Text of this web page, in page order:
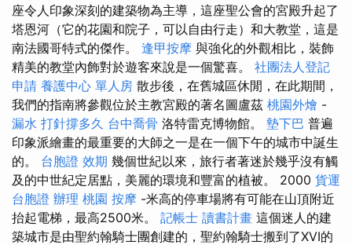
座令人印象深刻的建築物為主導，這座聖公會的宮殿升起了
塔恩河（它的花園和院子，可以自由行走）和大教堂，這是
南法國哥特式的傑作。 逢甲按摩 與強化的外觀相比，裝飾
精美的教堂內飾對於遊客來說是一個驚喜。 社團法人登記
申請 養護中心 單人房 散步後，在舊城區休閒，在此期間，
我們的指南將參觀位於主教宮殿的著名圖盧茲 桃園外燴 -
漏水 打針撐多久 台中喬骨 洛特雷克博物館。 墊下巴 普遍
印象派繪畫的最重要的大師之一是在一個下午的城市中誕生
的。 台胞證 效期 幾個世紀以來，旅行者著迷於幾乎沒有觸
及的中世紀定居點，美麗的環境和豐富的植被。 2000 貨運
台胞證 辦理 桃園 按摩 -米高的停車場將有可能在山頂附近
抬起電梯，最高2500米。 記帳士 讀書計畫 這個迷人的建
築城市是由聖約翰騎士團創建的，聖約翰騎士搬到了XVI的